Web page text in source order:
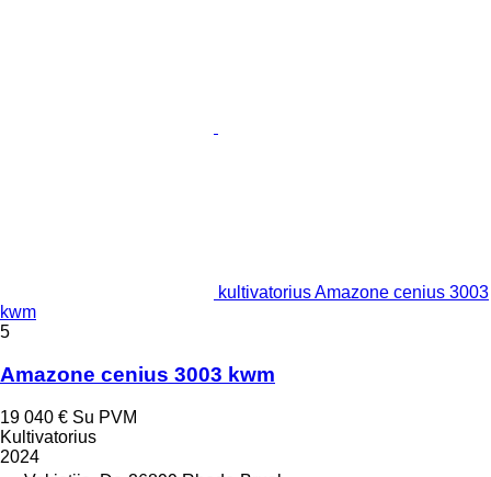
kultivatorius Amazone cenius 3003
kwm
5
Amazone cenius 3003 kwm
19 040 € Su PVM
Kultivatorius
2024